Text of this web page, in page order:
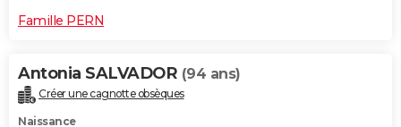
Famille PERN
Antonia SALVADOR (94 ans)
Créer une cagnotte obsèques
Naissance